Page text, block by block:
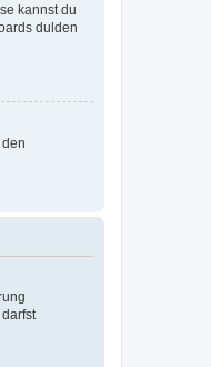
kannst du
dulden